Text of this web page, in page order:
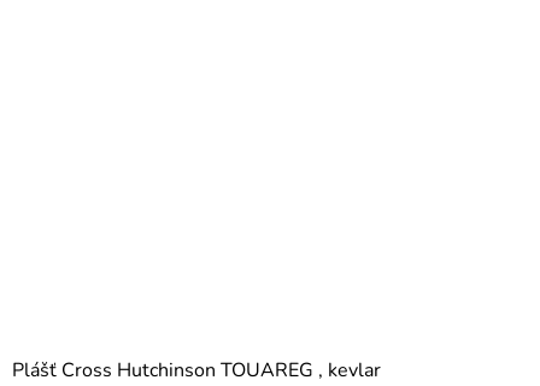
Plášť Cross Hutchinson TOUAREG , kevlar